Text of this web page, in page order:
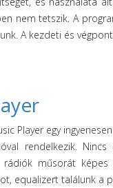
nem tetszik. A
A kezdeti és
Player egy
rendelkezik.
rádiók műsorát
equalizert találunk a